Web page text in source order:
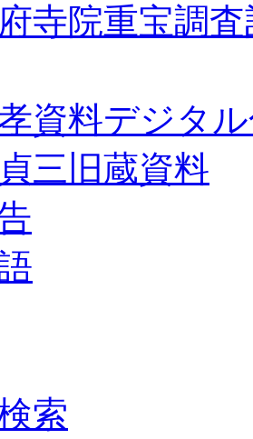
寺院重宝調
資料デジタ
三旧蔵資料
索